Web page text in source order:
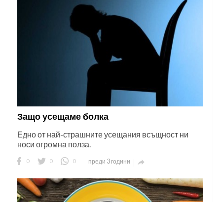
Защо усещаме болка
Едно от най-страшните усещания всъщност ни
носи огромна полза.
0 0 0 преди 3 години 